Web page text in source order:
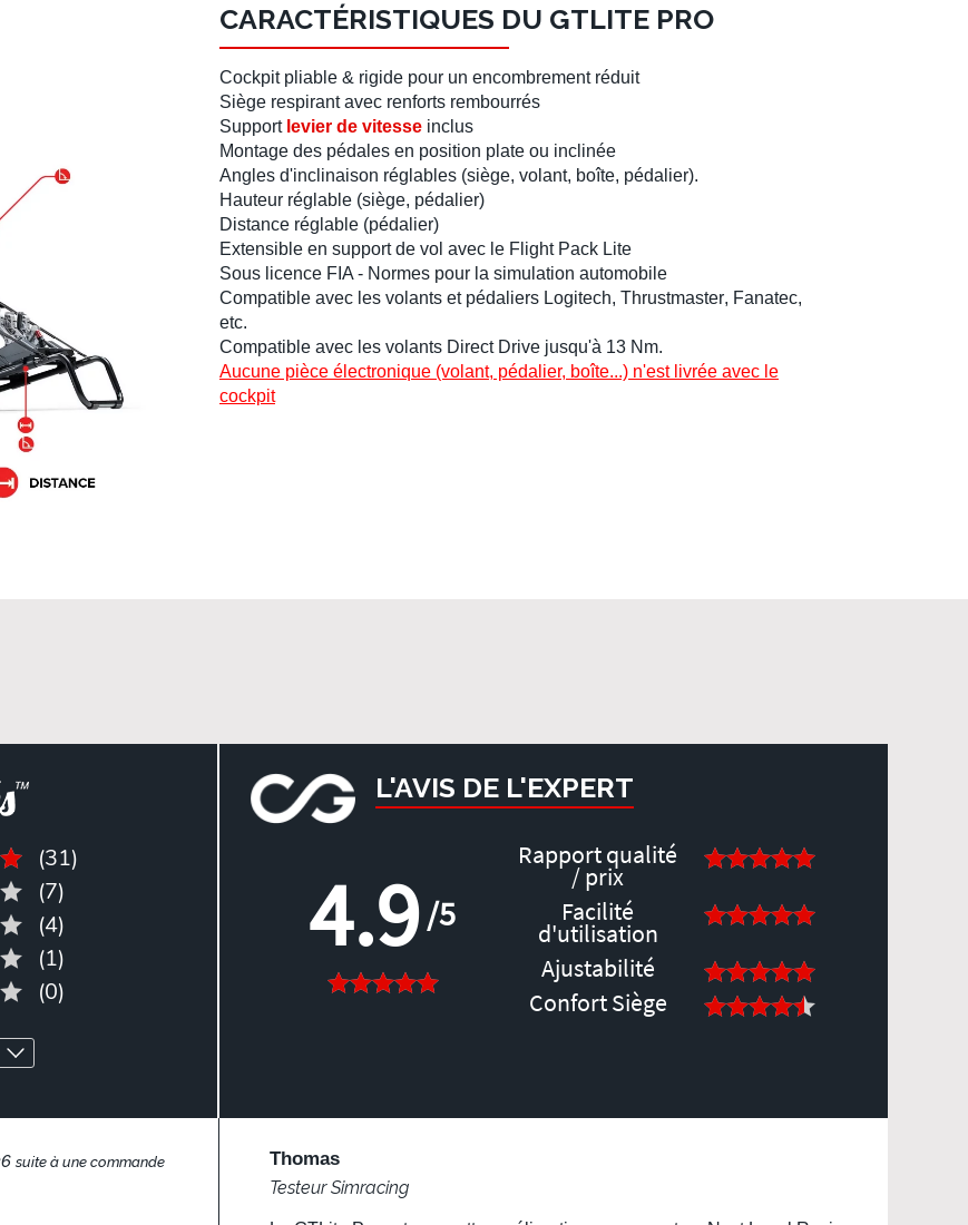
CARACTÉRISTIQUES DU GTLITE PRO
Cockpit pliable & rigide pour un encombrement réduit
Siège respirant avec renforts rembourrés
Support levier de vitesse inclus
Montage des pédales en position plate ou inclinée
Angles d'inclinaison réglables (siège, volant, boîte, pédalier).
Hauteur réglable (siège, pédalier)
Distance réglable (pédalier)
Extensible en support de vol avec le Flight Pack Lite
Sous licence FIA - Normes pour la simulation automobile
Compatible avec les volants et pédaliers Logitech, Thrustmaster, Fanatec,
etc.
Compatible avec les volants Direct Drive jusqu'à 13 Nm.
Aucune pièce électronique (volant, pédalier, boîte...) n'est livrée avec le
cockpit
(31)
(7)
(4)
(1)
(0)
suite à une commande
L'AVIS DE L'EXPERT
4.9/5
Rapport qualité
/ prix
Facilité
d'utilisation
Ajustabilité
Confort Siège
Thomas
Testeur Simracing